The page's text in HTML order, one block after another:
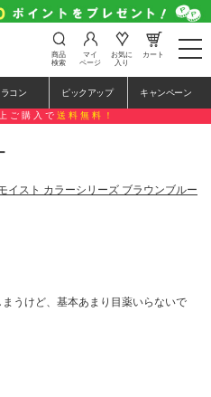
t
o
e
n
a
商品
検索
マイ
ページ
お気に
入り
カート
コン ピックアップ キャンペーン
ご購入で 送料無料！
イスト カラーシリーズ ブラウンブルー
うけど、基本あまり目薬いらないで